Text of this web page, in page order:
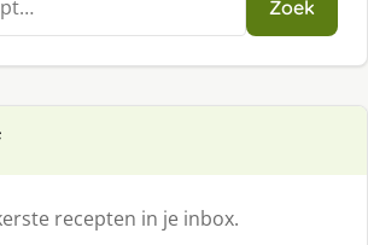
Zoek
recepten in je inbox.